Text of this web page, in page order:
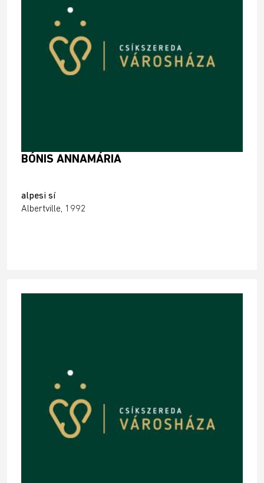
BÓNIS ANNAMÁRIA
alpesi sí
Albertville, 1992